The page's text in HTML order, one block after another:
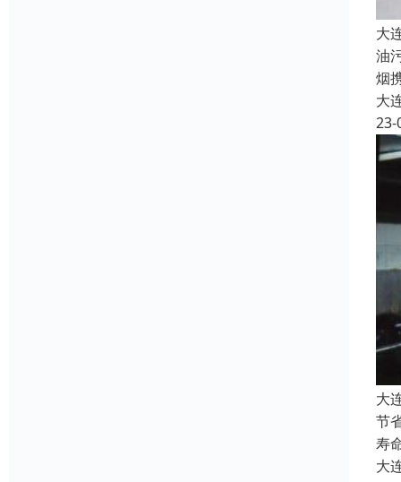
大
油
烟
大
23-
大
节
寿
大